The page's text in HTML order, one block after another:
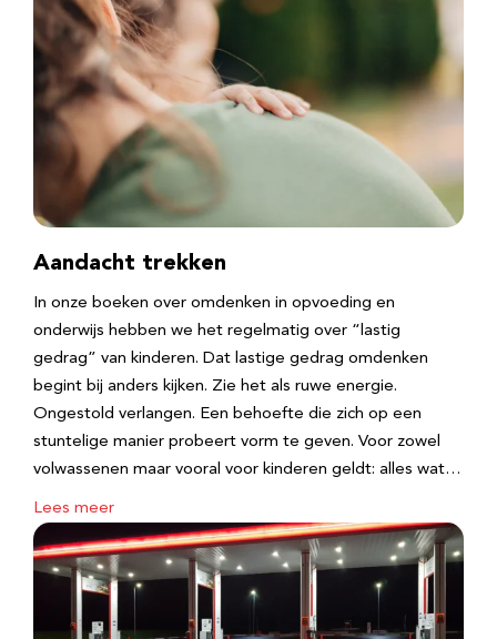
Aandacht trekken
In onze boeken over omdenken in opvoeding en
onderwijs hebben we het regelmatig over “lastig
gedrag” van kinderen. Dat lastige gedrag omdenken
begint bij anders kijken. Zie het als ruwe energie.
Ongestold verlangen. Een behoefte die zich op een
stuntelige manier probeert vorm te geven. Voor zowel
volwassenen maar vooral voor kinderen geldt: alles wat…
Lees meer